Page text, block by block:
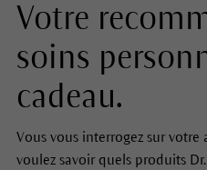
Votre
soins
cadeau.
Vous vous interrogez sur votre
voulez savoir quels produits